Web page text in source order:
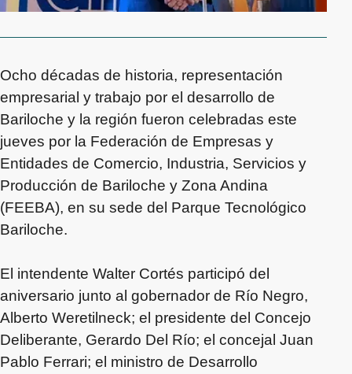
Ocho décadas de historia, representación
empresarial y trabajo por el desarrollo de
Bariloche y la región fueron celebradas este
jueves por la Federación de Empresas y
Entidades de Comercio, Industria, Servicios y
Producción de Bariloche y Zona Andina
(FEEBA), en su sede del Parque Tecnológico
Bariloche.
El intendente Walter Cortés participó del
aniversario junto al gobernador de Río Negro,
Alberto Weretilneck; el presidente del Concejo
Deliberante, Gerardo Del Río; el concejal Juan
Pablo Ferrari; el ministro de Desarrollo